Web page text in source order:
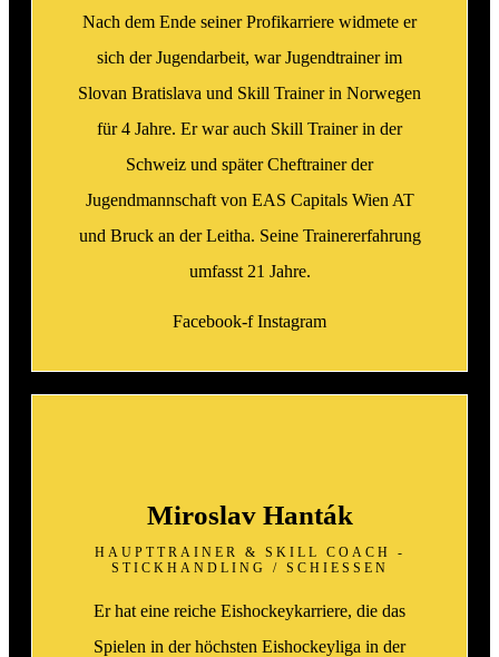
Nach dem Ende seiner Profikarriere widmete er
sich der Jugendarbeit, war Jugendtrainer im
Slovan Bratislava und Skill Trainer in Norwegen
für 4 Jahre. Er war auch Skill Trainer in der
Schweiz und später Cheftrainer der
Jugendmannschaft von EAS Capitals Wien AT
und Bruck an der Leitha. Seine Trainererfahrung
umfasst 21 Jahre.
Facebook-f Instagram
Miroslav Hanták
HAUPTTRAINER & SKILL COACH -
STICKHANDLING / SCHIESSEN
Er hat eine reiche Eishockeykarriere, die das
Spielen in der höchsten Eishockeyliga in der